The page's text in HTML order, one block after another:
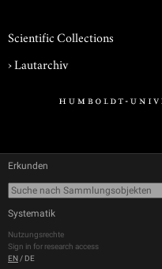
Scientific Collections
›Lautarchiv
Erkunden
Systematik
Nutzungsrechte
Sign in for research access
EN / DE